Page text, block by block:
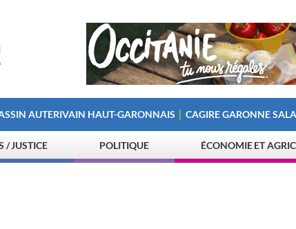
AUTERIVAIN HAUT-GARONNAIS CAGIRE GARONNE
/ JUSTICE POLITIQUE ÉCONOMIE ET